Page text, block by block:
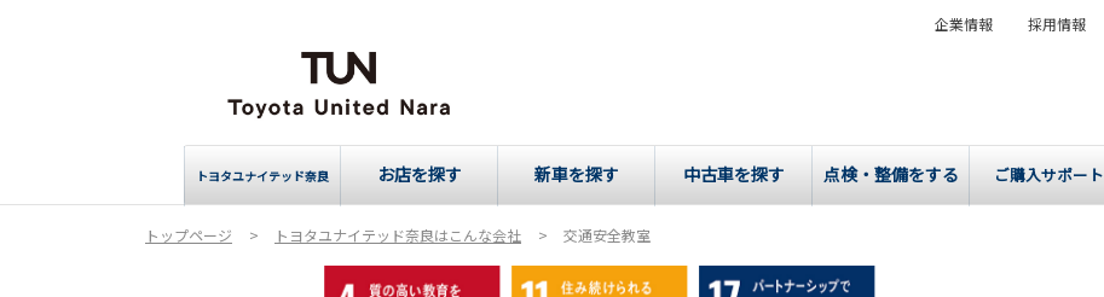
トヨタユナイテッド奈良 お店を探す 新車を探す 中古車を探す 点検・整備をする ご購入サポート
企業情報 採用情報
トップページ トヨタユナイテッド奈良はこんな会社 交通安全教室